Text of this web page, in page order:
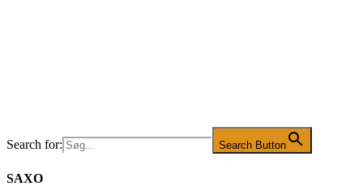
Search for: Search Button
SAXO